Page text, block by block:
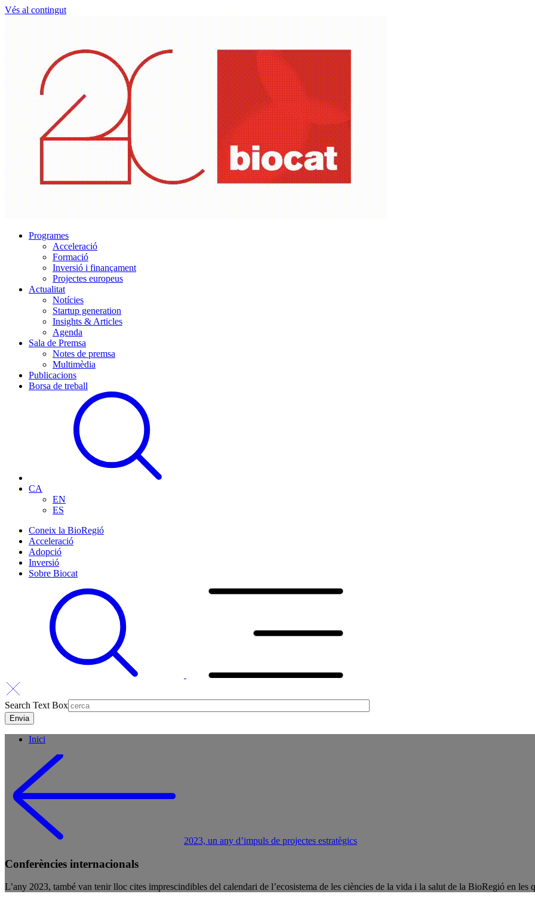
Vés al contingut
Programes
Acceleració
Formació
Inversió i finançament
Projectes europeus
Actualitat
Notícies
Startup generation
Insights & Articles
Agenda
Sala de Premsa
Notes de premsa
Multimèdia
Publicacions
Borsa de treball
CA
EN
ES
Coneix la BioRegió
Acceleració
Adopció
Inversió
Sobre Biocat
Search Text Box
Inici
2023, un any d’impuls de projectes estratègics
Conferències internacionals
L’any 2023, també van tenir lloc cites imprescindibles del calendari de l’ecosistema de les ciències de la vida i la salut de la BioRegió en